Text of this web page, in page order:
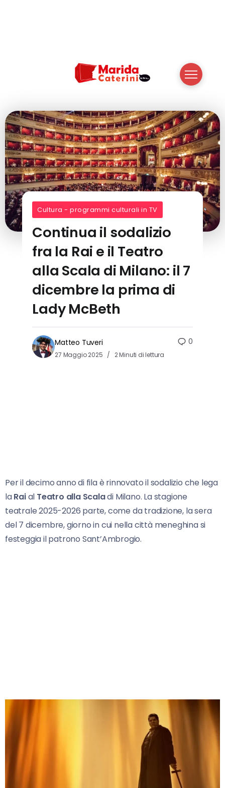
Cultura - programmi culturali in TV
Continua il sodalizio
fra la Rai e il Teatro
alla Scala di Milano: il 7
dicembre la prima di
Lady McBeth
Matteo Tuveri
27 Maggio 2025 2 Minuti di lettura
0
Per il decimo anno di fila è rinnovato il sodalizio che lega
laRaial Teatro alla Scaladi Milano. La stagione
teatrale 2025-2026 parte, come da tradizione, la sera
del 7 dicembre, giorno in cui nella città meneghina si
festeggia il patrono Sant’Ambrogio.